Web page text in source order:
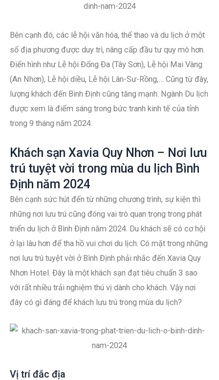
Bên cạnh đó, các lễ hội văn hóa, thể thao và du lịch ở một
số địa phương được duy trì, nâng cấp đầu tư quy mô hơn.
Điển hình như Lễ hội Đống Đa (Tây Sơn), Lễ hội Mai Vàng
(An Nhơn), Lễ hội diều, Lễ hội Lân-Sư-Rồng,… Cũng từ đây,
lượng khách đến Bình Định cũng tăng mạnh. Ngành Du lịch
được xem là điểm sáng trong bức tranh kinh tế của tỉnh
trong 9 tháng năm 2024.
Khách sạn Xavia Quy Nhơn – Nơi lưu
trú tuyệt vời trong mùa du lịch Bình
Định năm 2024
Bên cạnh sức hút đến từ những chương trình, sự kiện thì
những nơi lưu trú cũng đóng vai trò quan trọng trong phát
triển du lịch ở Bình Định năm 2024. Du khách sẽ có cơ hội
ở lại lâu hơn để tha hồ vui chơi du lịch. Có mặt trong những
nơi lưu trú tuyệt vời ở Bình Định phải nhắc đến Xavia Quy
Nhơn Hotel. Đây là một khách sạn đạt tiêu chuẩn 3 sao
với rất nhiều trải nghiệm thú vị dành cho khách. Vậy nơi
đây có gì đáng để khách lưu trú trong mùa du lịch?
Vị trí đắc địa